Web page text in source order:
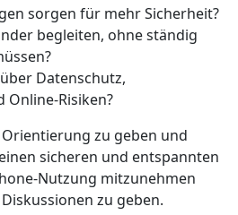
sorgen für mehr Sicherheit?
begleiten, ohne ständig
Datenschutz,
Online-Risiken?
Orientierung zu geben und
sicheren und entspannten
Nutzung mitzunehmen
zu geben.